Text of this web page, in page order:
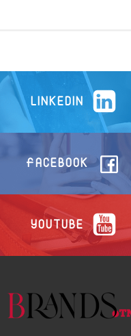
LINKEDIN
FACEBOOK
YOUTUBE